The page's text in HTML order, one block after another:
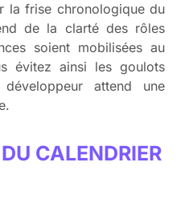
la frise chronologique du
de la clarté des rôles
soient mobilisées au
évitez ainsi les goulots
attend une
CALENDRIER